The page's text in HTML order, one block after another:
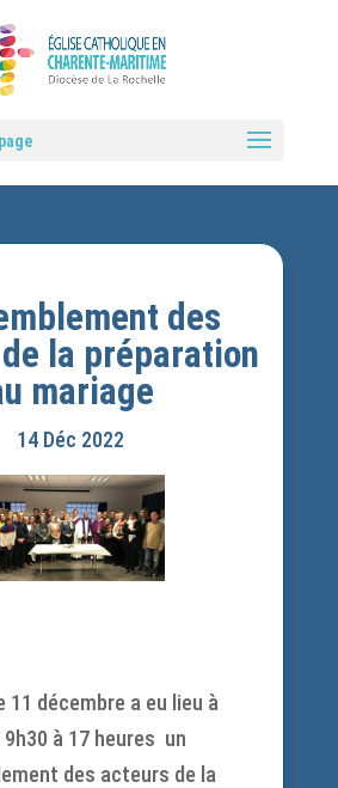
des
la préparation
mariage
14 Déc 2022
11 décembre a eu lieu à
9h30 à 17 heures un
des acteurs de la